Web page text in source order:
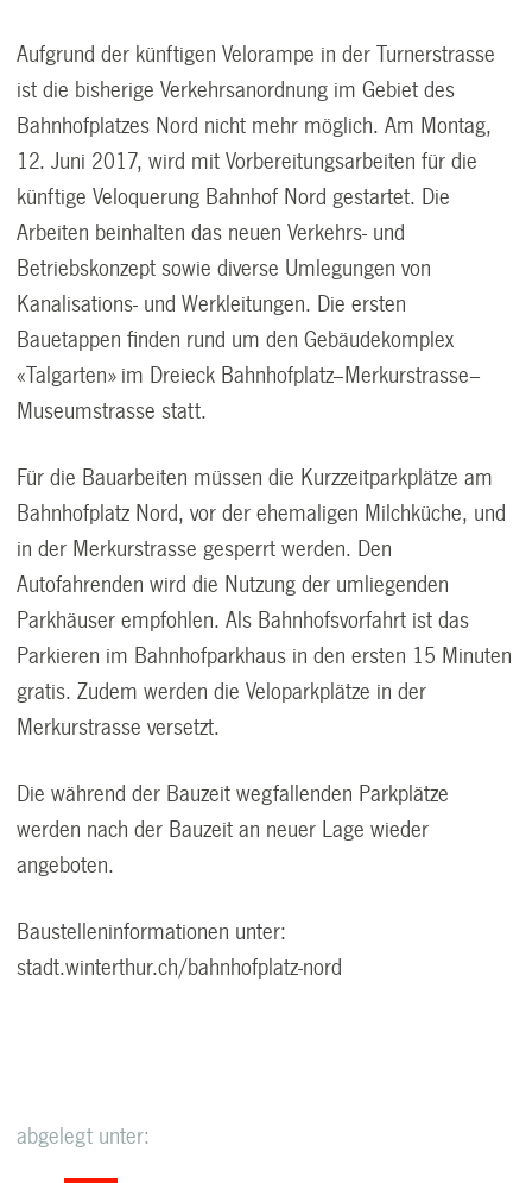
Aufgrund der künftigen Velorampe in der Turnerstrasse
ist die bisherige Verkehrsanordnung im Gebiet des
Bahnhofplatzes Nord nicht mehr möglich. Am Montag,
12. Juni 2017, wird mit Vorbereitungsarbeiten für die
künftige Veloquerung Bahnhof Nord gestartet. Die
Arbeiten beinhalten das neuen Verkehrs- und
Betriebskonzept sowie diverse Umlegungen von
Kanalisations- und Werkleitungen. Die ersten
Bauetappen finden rund um den Gebäudekomplex
«Talgarten» im Dreieck Bahnhofplatz–Merkurstrasse–
Museumstrasse statt.
Für die Bauarbeiten müssen die Kurzzeitparkplätze am
Bahnhofplatz Nord, vor der ehemaligen Milchküche, und
in der Merkurstrasse gesperrt werden. Den
Autofahrenden wird die Nutzung der umliegenden
Parkhäuser empfohlen. Als Bahnhofsvorfahrt ist das
Parkieren im Bahnhofparkhaus in den ersten 15 Minuten
gratis. Zudem werden die Veloparkplätze in der
Merkurstrasse versetzt.
Die während der Bauzeit wegfallenden Parkplätze
werden nach der Bauzeit an neuer Lage wieder
angeboten.
Baustelleninformationen unter:
stadt.winterthur.ch/bahnhofplatz-nord
abgelegt unter: